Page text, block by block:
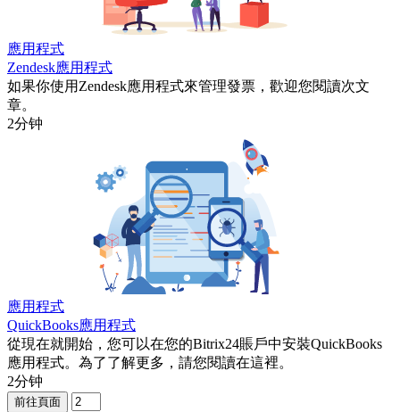
應用程式
Zendesk應用程式
如果你使用Zendesk應用程式來管理發票，歡迎您閱讀次文
章。
2分钟
應用程式
QuickBooks應用程式
從現在就開始，您可以在您的Bitrix24賬戶中安裝QuickBooks
應用程式。為了了解更多，請您閱讀在這裡。
2分钟
前往頁面